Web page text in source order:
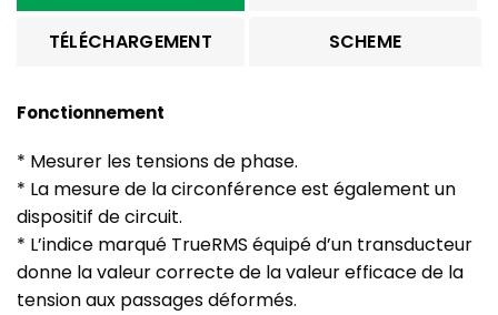
TÉLÉCHARGEMENT SCHEME
Fonctionnement
* Mesurer les tensions de phase.
* La mesure de la circonférence est également un
dispositif de circuit.
* L’indice marqué TrueRMS équipé d’un transducteur
donne la valeur correcte de la valeur efficace de la
tension aux passages déformés.